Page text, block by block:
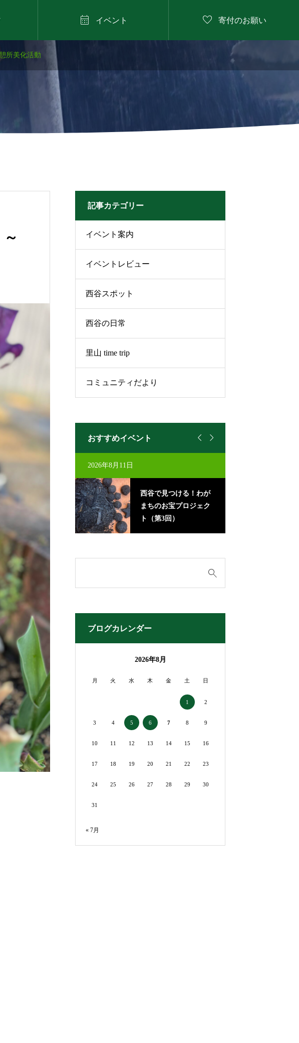
 イベント  寄付のお願い
9日

所美化活動
記事カテゴリー
イベント案内
イベントレビュー
西谷スポット
西谷の日常
里山 time trip
コミュニティだより
おすすめイベント  
2026年8月11日
西谷で見つける！わが
まちのお宝プロジェク
ト（第3回）
ブログカレンダー
2026年8月
月 火 水 木 金 土 日
1 2
3 4 5 6 7 8 9
10 11 12 13 14 15 16
17 18 19 20 21 22 23
24 25 26 27 28 29 30
31
« 7月